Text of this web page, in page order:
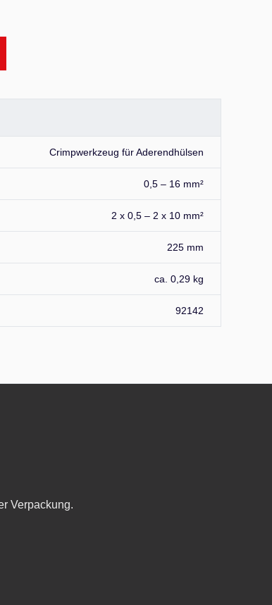
Crimpwerkzeug für Aderendhülsen
0,5 – 16 mm²
2 x 0,5 – 2 x 10 mm²
225 mm
ca. 0,29 kg
92142
Verpackung.